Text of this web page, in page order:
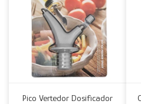
Pico Vertedor Dosificador